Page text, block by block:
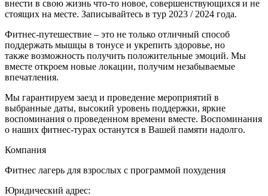
внести в свою жизнь что-то новое, совершенствующихся и не
стоящих на месте. Записывайтесь в тур 2023 / 2024 года.
Фитнес-путешествие – это не только отличный способ
поддержать мышцы в тонусе и укрепить здоровье, но
также возможность получить положительные эмоций. Мы
вместе откроем новые локации, получим незабываемые
впечатления.
Мы гарантируем заезд и проведение мероприятий в
выбранные даты, высокий уровень поддержки, яркие
воспоминания о проведенном времени вместе. Воспоминания
о наших фитнес-турах останутся в Вашей памяти надолго.
Компания
Фитнес лагерь для взрослых с программой похудения
Юридический адрес: